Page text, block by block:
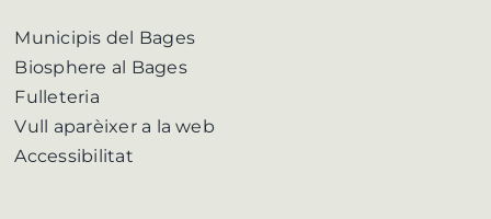
Municipis del Bages
Biosphere al Bages
Fulleteria
Vull aparèixer a la web
Accessibilitat